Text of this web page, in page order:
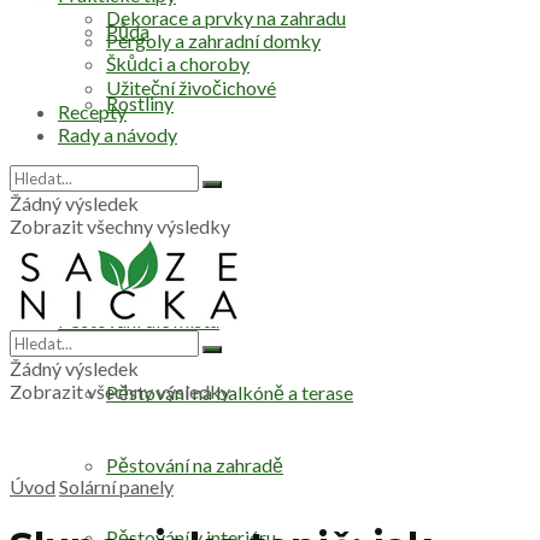
Půda
Rostliny
Zelenina
Pěstování dle místa
Pěstování na balkóně a terase
Pěstování na zahradě
Dekorace a prvky na zahradu
Pergoly a zahradní domky
Škůdci a choroby
Užiteční živočichové
Recepty
Rady a návody
Žádný výsledek
Zobrazit všechny výsledky
Žádný výsledek
Zobrazit všechny výsledky
Úvod Solární panely